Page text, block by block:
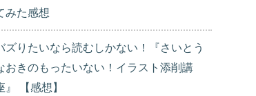
みた感想
ズりたいなら読むしかない！『さいとう
おきのもったいない！イラスト添削講
』 【感想】